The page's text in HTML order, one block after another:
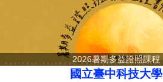
2026暑期多益證照課程
國立臺中科技大學